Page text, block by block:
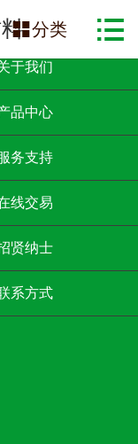
站首页
于我们
品中心
务支持
线交易
贤纳士
系方式
分类 